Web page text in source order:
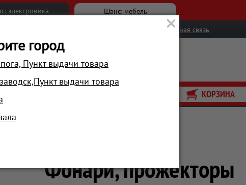
электроника Шанс: мебель
Обратная связь
КОРЗИНА
Фонари, прожекторы
город
Пункт выдачи товара
выдачи товара